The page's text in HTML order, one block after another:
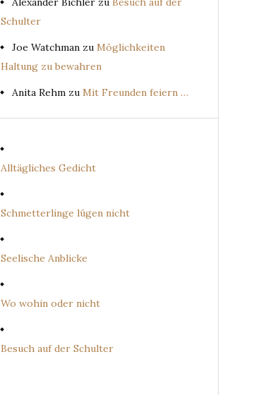
Schulter
Joe Watchman zu Möglichkeiten
Haltung zu bewahren
Anita Rehm zu Mit Freunden feiern …
Alltägliches Gedicht
Schmetterlinge lügen nicht
Seelische Anblicke
Wo wohin oder nicht
Besuch auf der Schulter